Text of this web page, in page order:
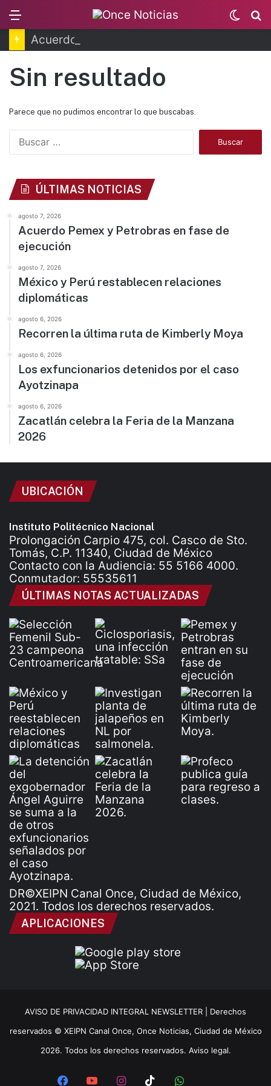
Switch
skin
Sin resultado
Parece que no pudimos encontrar lo que buscabas.
ÚLTIMAS NOTICIAS
agosto 7, 2026
Acuerdo Pemex y Petrobras en fase de
ejecución
agosto 7, 2026
México y Perú restablecen relaciones
diplomáticas
agosto 6, 2026
Recorren la última ruta de Kimberly Moya
agosto 6, 2026
Los exfuncionarios detenidos por el caso
Ayotzinapa
agosto 6, 2026
Zacatlán celebra la Feria de la Manzana
2026
UBICACIÓN
Instituto Politécnico Nacional
Prolongación Carpio 475, col. Casco de Sto.
Tomás, C.P. 11340, Ciudad de México
Contacto con la Audiencia: 55 5166 4000.
Conmutador: 55535611
ÚLTIMAS NOTAS ACTUALIZADAS
DR©XEIPN Canal Once, Ciudad de México,
2021. Todos los derechos reservados.
APLICACIONES
AVISO DE PRIVACIDAD INTEGRAL NEWSLETTER | Derechos
reservados © XEIPN Canal Once, Once Noticias, Ciudad de México
2026. Todos los derechos reservados. Aviso legal.
FacebookYouTubeInstagram
TikTokWhatsApp